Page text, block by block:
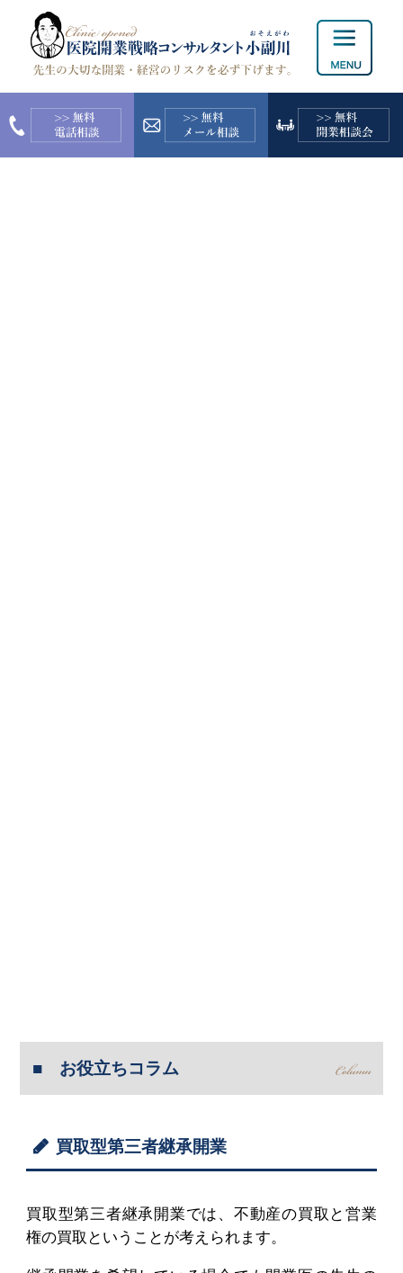
お役立ちコラム
買取型第三者継承開業
買取型第三者継承開業では、不動産の買取と営業
権の買取ということが考えられます。